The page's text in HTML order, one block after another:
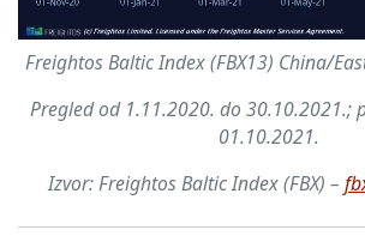
Freightos Baltic Index (FBX13) China/
Pregled od 1.11.2020. do 30.10.2021.;
01.10.2021.
Izvor: Freightos Baltic Index (FBX) –